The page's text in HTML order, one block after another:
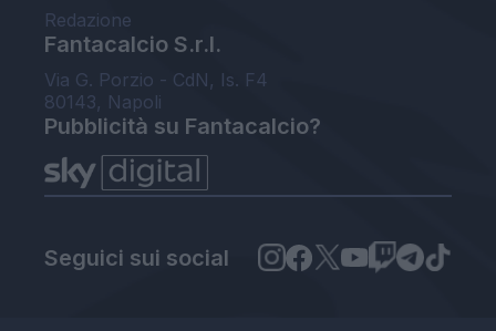
Redazione
Fantacalcio S.r.l.
Via G. Porzio - CdN, Is. F4
80143, Napoli
Pubblicità su Fantacalcio?
Seguici sui social